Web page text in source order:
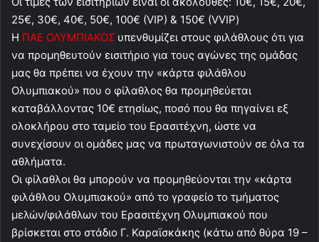
25€, 30€, 40€, 50€, 100€ (VIP) & 150€ (VVIP)
Η ΠΑΕ ΟΛΥΜΠΙΑΚΟΣ υπενθυμίζει στους φιλάθλους ότι για
να προμηθευτούν εισιτήριο για τους αγώνες της ομάδας
μας θα πρέπει να έχουν την «κάρτα φιλάθλου
Ολυμπιακού» που ο φίλαθλος θα προμηθεύεται
καταβάλλοντας 10€ ετησίως, ποσό που θα πηγαίνει εξ
ολοκλήρου στο ταμείο του Ερασιτέχνη, ώστε να
συνεχίσουν οι ομάδες μας να πρωταγωνιστούν σε όλα τα
αθλήματα.
Οι φίλαθλοι θα μπορούν να προμηθεύονται την «κάρτα
φιλάθλου Ολυμπιακού» από το γραφείο το τμήματος
μελών/φιλάθλων του Ερασιτέχνη Ολυμπιακού που
βρίσκεται στο στάδιο Γ. Καραϊσκάκης (κάτω από θύρα 19 –